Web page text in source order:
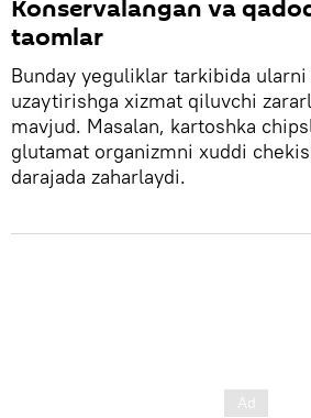
Konservalangan va
taomlar
Bunday yeguliklar tarkibida
uzaytirishga xizmat qiluvchi
mavjud. Masalan, kartoshka
glutamat organizmni xuddi
darajada zaharlaydi.